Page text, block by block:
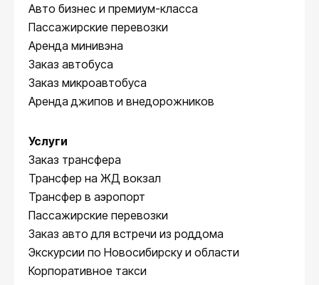
Авто бизнес и премиум-класса
Пассажирские перевозки
Аренда минивэна
Заказ автобуса
Заказ микроавтобуса
Аренда джипов и внедорожников
Услуги
Заказ трансфера
Трансфер на ЖД вокзал
Трансфер в аэропорт
Пассажирские перевозки
Заказ авто для встречи из роддома
Экскурсии по Новосибирску и области
Корпоративное такси